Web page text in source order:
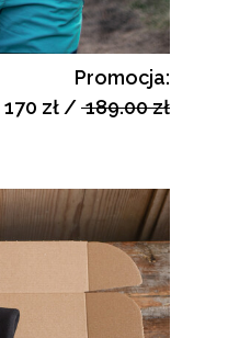
Promocja:
170 zł /189.00 zł